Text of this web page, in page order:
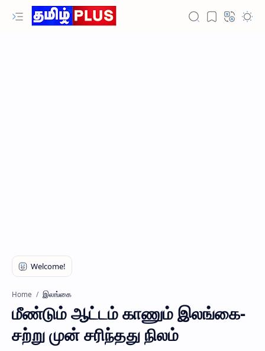
Home இலங்கை
மீண்டும் ஆட்டம் காணும் இலங்கை-
சற்று முன் சரிந்தது நிலம்